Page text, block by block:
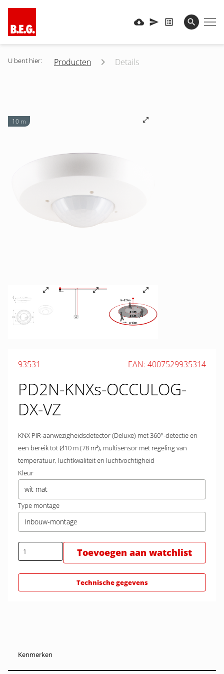
U bent hier: Producten Details
10 m
93531 EAN: 4007529935314
PD2N-KNXs-OCCULOG-
DX-VZ
KNX PIR-aanwezigheidsdetector (Deluxe) met 360°-detectie en
een bereik tot Ø10 m (78 m²), multisensor met regeling van
temperatuur, luchtkwaliteit en luchtvochtigheid
Kleur
wit mat
Type montage
Inbouw-montage
Toevoegen aan watchlist
Technische gegevens
Kenmerken